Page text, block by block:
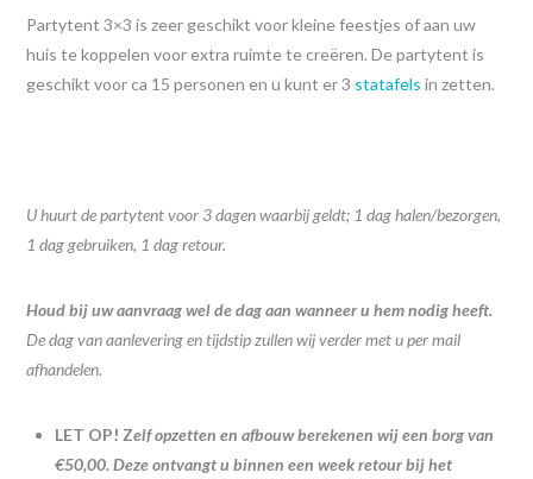
Partytent 3×3 is zeer geschikt voor kleine feestjes of aan uw
huis te koppelen voor extra ruimte te creëren. De partytent is
geschikt voor ca 15 personen en u kunt er 3 statafels in zetten.
U huurt de partytent voor 3 dagen waarbij geldt; 1 dag halen/bezorgen,
1 dag gebruiken, 1 dag retour.
Houd bij uw aanvraag wel de dag aan wanneer u hem nodig heeft.
De dag van aanlevering en tijdstip zullen wij verder met u per mail
afhandelen.
LET OP! Zelf opzetten en afbouw berekenen wij een borg van
€50,00. Deze ontvangt u binnen een week retour bij het